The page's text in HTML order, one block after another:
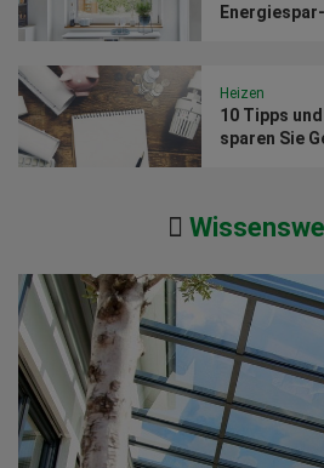
Heizen
10 Tipps
sparen Sie